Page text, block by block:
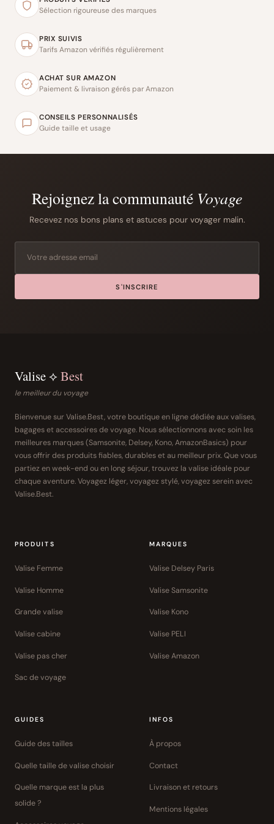
Sélection rigoureuse des marques
PRIX SUIVIS
Tarifs Amazon vérifiés régulièrement
ACHAT SUR AMAZON
Paiement & livraison gérés par Amazon
CONSEILS PERSONNALISÉS
Guide taille et usage
Rejoignez la communauté Voyage
Recevez nos bons plans et astuces pour voyager malin.
S'INSCRIRE
Valise ⟡ Best
le meilleur du voyage
Bienvenue sur Valise.Best, votre boutique en ligne dédiée aux valises,
bagages et accessoires de voyage. Nous sélectionnons avec soin les
meilleures marques (Samsonite, Delsey, Kono, AmazonBasics) pour
vous offrir des produits fiables, durables et au meilleur prix. Que vous
partiez en week-end ou en long séjour, trouvez la valise idéale pour
chaque aventure. Voyagez léger, voyagez stylé, voyagez serein avec
Valise.Best.
PRODUITS
Valise Femme
Valise Homme
Grande valise
Valise cabine
Valise pas cher
Sac de voyage
MARQUES
Valise Delsey Paris
Valise Samsonite
Valise Kono
Valise PELI
Valise Amazon
GUIDES
Guide des tailles
Quelle taille de valise choisir
Quelle marque est la plus
solide ?
INFOS
À propos
Contact
Livraison et retours
Mentions légales